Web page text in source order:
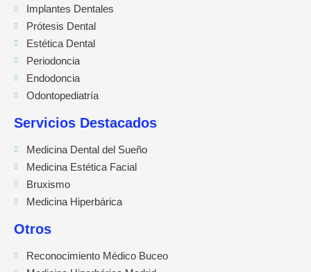
Implantes Dentales
Prótesis Dental
Estética Dental
Periodoncia
Endodoncia
Odontopediatría
Servicios Destacados
Medicina Dental del Sueño
Medicina Estética Facial
Bruxismo
Medicina Hiperbárica
Otros
Reconocimiento Médico Buceo